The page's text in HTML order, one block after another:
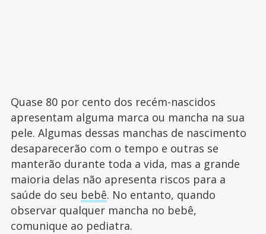
Quase 80 por cento dos recém-nascidos
apresentam alguma marca ou mancha na sua
pele. Algumas dessas manchas de nascimento
desaparecerão com o tempo e outras se
manterão durante toda a vida, mas a grande
maioria delas não apresenta riscos para a
saúde do seu bebê. No entanto, quando
observar qualquer mancha no bebê,
comunique ao pediatra.